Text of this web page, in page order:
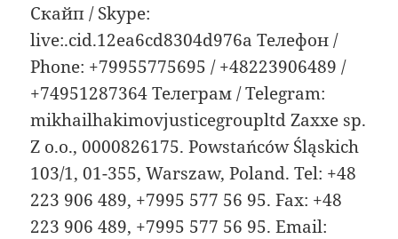
Скайп / Skype:
live:.cid.12ea6cd8304d976a Телефон /
Phone: +79955775695 / +48223906489 /
+74951287364 Телеграм / Telegram:
mikhailhakimovjusticegrouрltd Zaxxe sp.
Z o.o., 0000826175. Powstańców Śląskich
103/1, 01-355, Warszaw, Poland. Tel: +48
223 906 489, +7995 577 56 95. Fax: +48
223 906 489, +7995 577 56 95. Email: